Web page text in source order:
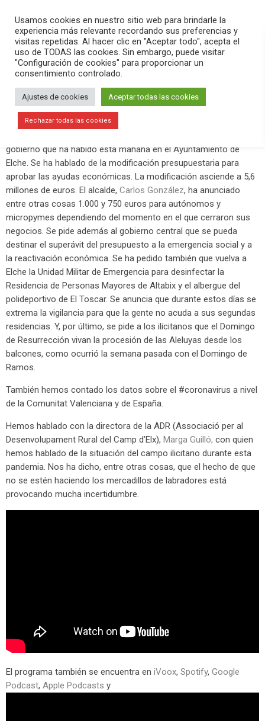
search menu pause PLAY
abril 9, 2020
Máxima preocupación en el Camp
d’Elx por el coronavirus
En el programa Versión Radio-El Aperitivo de este Jueves Santo
gobierno que ha habido esta mañana en el Ayuntamiento de
Elche. Se ha hablado de la modificación presupuestaria para
aprobar las ayudas económicas. La modificación asciende a 5,6
millones de euros. El alcalde, Carlos González, ha anunciado
entre otras cosas 1.000 y 750 euros para autónomos y
micropymes dependiendo del momento en el que cerraron sus
negocios. Se pide además al gobierno central que se pueda
destinar el superávit del presupuesto a la emergencia social y a
la reactivación económica. Se ha pedido también que vuelva a
Elche la Unidad Militar de Emergencia para desinfectar la
Residencia de Personas Mayores de Altabix y el albergue del
polideportivo de El Toscar. Se anuncia que durante estos días se
extrema la vigilancia para que la gente no acuda a sus segundas
residencias. Y, por último, se pide a los ilicitanos que el Domingo
de Resurrección vivan la procesión de las Aleluyas desde los
balcones, como ocurrió la semana pasada con el Domingo de
Ramos.
También hemos contado los datos sobre el #coronavirus a nivel
de la Comunitat Valenciana y de España.
Hemos hablado con la directora de la ADR (Associació per al
Desenvolupament Rural del Camp d’Elx), Marga Guilló, con quien
hemos hablado de la situación del campo ilicitano durante esta
pandemia. Nos ha dicho, entre otras cosas, que el hecho de que
no se estén haciendo los mercadillos de labradores está
provocando mucha incertidumbre.
El programa también se encuentra en iVoox, Spotify, Google
Podcast, Apple Podcasts y
Usamos cookies en nuestro sitio web para brindarle la
experiencia más relevante recordando sus preferencias y
visitas repetidas. Al hacer clic en "Aceptar todo", acepta el
uso de TODAS las cookies. Sin embargo, puede visitar
"Configuración de cookies" para proporcionar un
consentimiento controlado.
Ajustes de cookies Aceptar todas las cookies
Rechazar todas las cookies